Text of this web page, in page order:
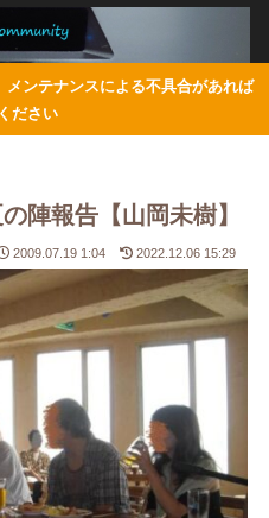
ンテナンスによる不具合があれば
ださい
陣報告【山岡未樹】
2009.07.19 1:04 2022.12.06 15:29